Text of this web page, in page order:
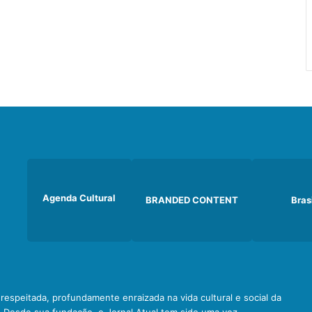
Agenda Cultural BRANDED CONTENT
profundamente enraizada na vida cultural e social da